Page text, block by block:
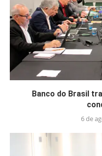
Banco do Brasil
6 de